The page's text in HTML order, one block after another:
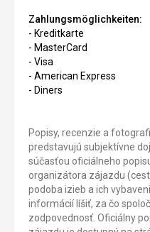
Zahlungsmöglichkeiten:
- Kreditkarte
- MasterCard
- Visa
- American Express
- Diners
Popisy, recenzie a
predstavujú subjektívne
súčasťou oficiálneho
organizátora zájazdu
podoba izieb a ich
informácií líšiť, za čo
zodpovednosť. Oficiálny